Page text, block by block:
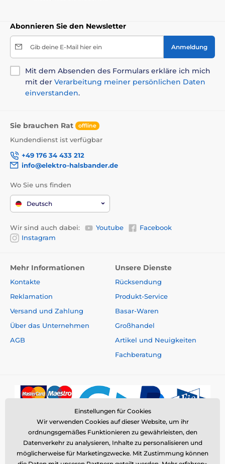
Abonnieren Sie den Newsletter
Gib deine E-Mail hier ein Anmeldung
Mit dem Absenden des Formulars erkläre ich mich
mit der Verarbeitung meiner persönlichen Daten
einverstanden.
Sie brauchen Rat offline
Kundendienst ist verfügbar
+49 176 34 433 212
info@elektro-halsbander.de
Wo Sie uns finden
Deutsch
Wir sind auch dabei: Youtube
Facebook
Instagram
Mehr Informationen
Kontakte
Reklamation
Versand und Zahlung
Über das Unternehmen
AGB
Unsere Dienste
Rücksendung
Produkt-Service
Basar-Waren
Großhandel
Artikel und Neuigkeiten
Fachberatung
Einstellungen für Cookies
Wir verwenden Cookies auf dieser Website, um ihr
ordnungsgemäßes Funktionieren zu gewährleisten, den
Datenverkehr zu analysieren, Inhalte zu personalisieren und
möglicherweise für Marketingzwecke. Mit Zustimmung können